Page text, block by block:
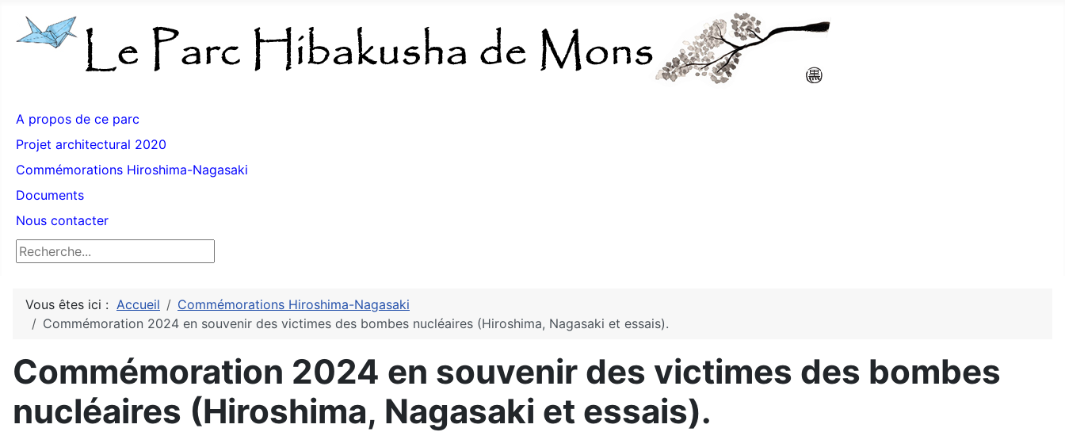
A propos de ce parc
Projet architectural 2020
Commémorations Hiroshima-Nagasaki
Documents
Nous contacter
Rechercher
Vous êtes ici : Accueil
Commémorations Hiroshima-Nagasaki
Commémoration 2024 en souvenir des victimes des bombes nucléaires (Hiroshima, Nagasaki et essais).
Commémoration 2024 en souvenir des victimes des bombes
nucléaires (Hiroshima, Nagasaki et essais).